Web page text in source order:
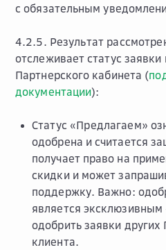
с обязательным
4.2.5. Результат
отслеживает статус
Партнерского кабинета (
документации):
Статус «Предлагаем»
одобрена и считается
получает право на
скидки и может
поддержку. Важно:
является
одобрить заявки
клиента.